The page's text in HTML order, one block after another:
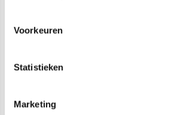
Voorkeuren
Statistieken
Marketing
Oplader voor Batavus C2